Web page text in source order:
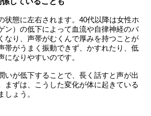
状態に左右されます。40代以降は女性ホ
ン）の低下によって血流や自律神経のバ
なり、声帯がむくんで厚みを持つことが
帯がうまく振動できず、かすれたり、低
になりやすいのです。
いが低下することで、長く話すと声が出
まずは、こうした変化が体に起きている
しょう。